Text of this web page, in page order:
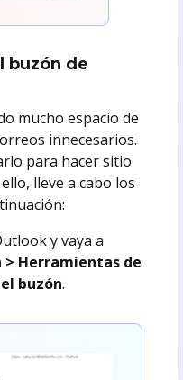
buzón de
mucho espacio de
innecesarios.
para hacer sitio
lleve a cabo los
y vaya a
Herramientas de
buzón.